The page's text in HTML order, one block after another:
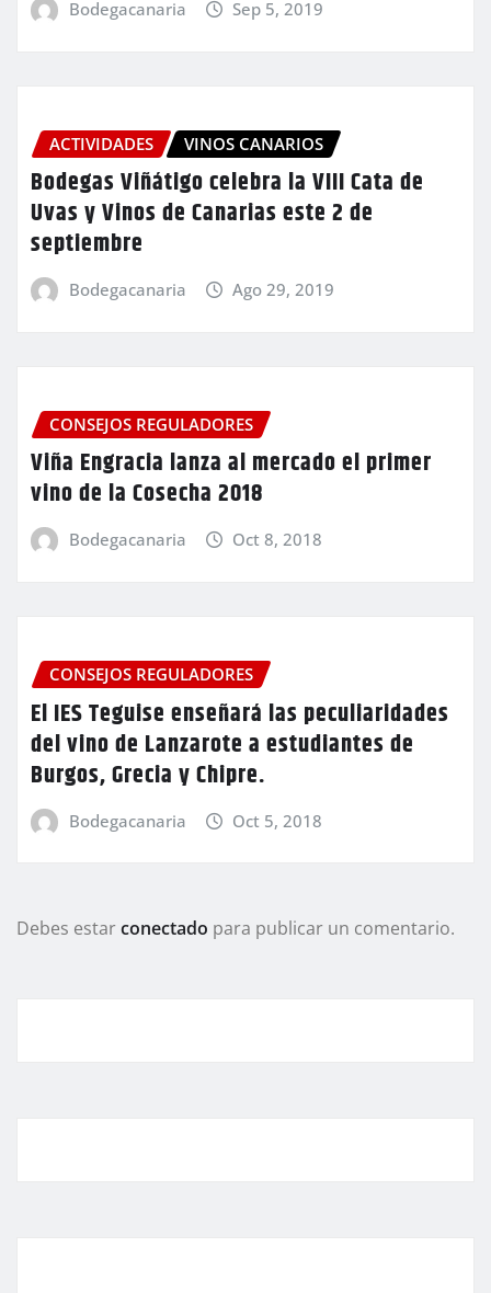
Bodegacanaria Sep 5, 2019
ACTIVIDADES VINOS CANARIOS
Bodegas Viñátigo celebra la VIII Cata de
Uvas y Vinos de Canarias este 2 de
septiembre
Bodegacanaria Ago 29, 2019
CONSEJOS REGULADORES
Viña Engracia lanza al mercado el primer
vino de la Cosecha 2018
Bodegacanaria Oct 8, 2018
CONSEJOS REGULADORES
El IES Teguise enseñará las peculiaridades
del vino de Lanzarote a estudiantes de
Burgos, Grecia y Chipre.
Bodegacanaria Oct 5, 2018
Debes estarconectado para publicar un comentario.